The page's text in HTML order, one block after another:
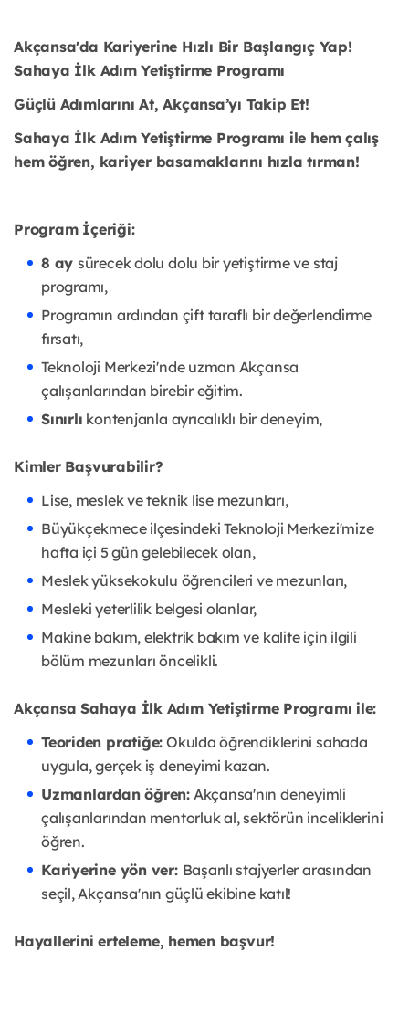
Akçansa'da Kariyerine Hızlı Bir Başlangıç Yap!
Sahaya İlk Adım Yetiştirme Programı
Güçlü Adımlarını At, Akçansa’yı Takip Et!
Sahaya İlk Adım Yetiştirme Programı ile hem çalış
hem öğren, kariyer basamaklarını hızla tırman!
Program İçeriği:
8 ay sürecek dolu dolu bir yetiştirme ve staj
programı,
Programın ardından çift taraflı bir değerlendirme
fırsatı,
Teknoloji Merkezi'nde uzman Akçansa
çalışanlarından birebir eğitim.
Sınırlı kontenjanla ayrıcalıklı bir deneyim,
Kimler Başvurabilir?
Lise, meslek ve teknik lise mezunları,
Büyükçekmece ilçesindeki Teknoloji Merkezi'mize
hafta içi 5 gün gelebilecek olan,
Meslek yüksekokulu öğrencileri ve mezunları,
Mesleki yeterlilik belgesi olanlar,
Makine bakım, elektrik bakım ve kalite için ilgili
bölüm mezunları öncelikli.
Akçansa Sahaya İlk Adım Yetiştirme Programı ile:
Teoriden pratiğe: Okulda öğrendiklerini sahada
uygula, gerçek iş deneyimi kazan.
Uzmanlardan öğren:Akçansa'nın deneyimli
çalışanlarından mentorluk al, sektörün inceliklerini
öğren.
Kariyerine yön ver: Başarılı stajyerler arasından
seçil, Akçansa'nın güçlü ekibine katıl!
Hayallerini erteleme, hemen başvur!